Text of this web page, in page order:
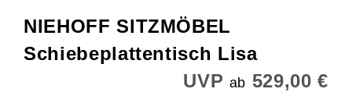
NIEHOFF SITZMÖBEL
Schiebeplattentisch Lisa
UVP ab 529,00 €